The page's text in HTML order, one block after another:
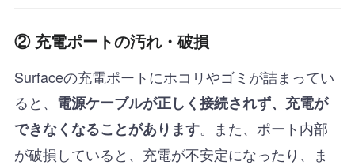
② 充電ポートの汚れ・破損
Surfaceの充電ポートにホコリやゴミが詰まってい
ると、 電源ケーブルが正しく接続されず、充電が
できなくなることがあります。また、ポート内部
が破損していると、充電が不安定になったり、ま